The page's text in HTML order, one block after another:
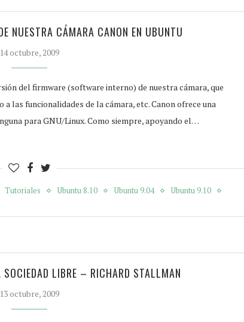
NUESTRA CÁMARA CANON EN UBUNTU
14 octubre, 2009
del firmware (software interno) de nuestra cámara, que
las funcionalidades de la cámara, etc. Canon ofrece una
para GNU/Linux. Como siempre, apoyando el…
Tutoriales Ubuntu 8.10 Ubuntu 9.04
Ubuntu 9.10
SOCIEDAD LIBRE – RICHARD STALLMAN
13 octubre, 2009